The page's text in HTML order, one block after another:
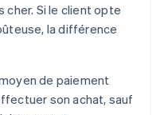
Si le client opte
la différence
de paiement
son achat, sauf